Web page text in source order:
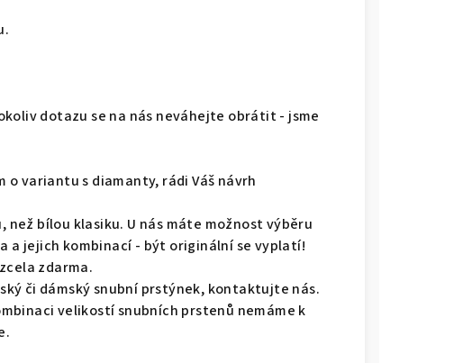
dotazu se na nás neváhejte obrátit - jsme
o variantu s diamanty, rádi Váš návrh
bílou klasiku. U nás máte možnost výběru
a jejich kombinací - být originální se vyplatí!
zdarma.
či dámský snubní prstýnek, kontaktujte nás.
velikostí snubních prstenů nemáme k